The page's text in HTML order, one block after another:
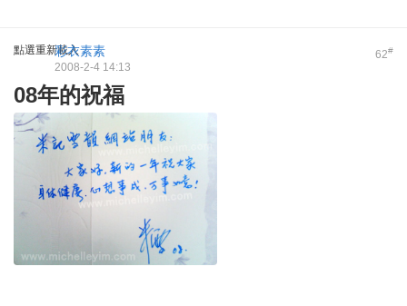
點選重新載入 62#
彩衣素素
2008-2-4 14:13
08年的祝福